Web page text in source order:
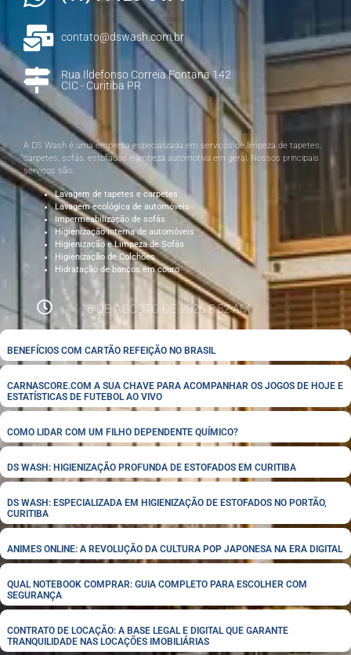
contato@dswash.com.br
Rua Ildefonso Correia Fontana 142
CIC - Curitiba PR
A DS Wash é uma empresa especializada em serviços de limpeza de tapetes,
carpetes, sofás, estofados e limpeza automotiva em geral. Nossos principais
serviços são:
Lavagem de tapetes e carpetes
Lavagem ecológica de automóveis
Impermeabilização de sofás
Higienização interna de automóveis
Higienização e Limpeza de Sofás
Higienização de Colchões
Hidratação de bancos em couro
6 DE AGOSTO DE 2026 8:52 AM
BENEFÍCIOS COM CARTÃO REFEIÇÃO NO BRASIL
CARNASCORE.COM A SUA CHAVE PARA ACOMPANHAR OS JOGOS DE HOJE E
ESTATÍSTICAS DE FUTEBOL AO VIVO
COMO LIDAR COM UM FILHO DEPENDENTE QUÍMICO?
DS WASH: HIGIENIZAÇÃO PROFUNDA DE ESTOFADOS EM CURITIBA
DS WASH: ESPECIALIZADA EM HIGIENIZAÇÃO DE ESTOFADOS NO PORTÃO,
CURITIBA
ANIMES ONLINE: A REVOLUÇÃO DA CULTURA POP JAPONESA NA ERA DIGITAL
QUAL NOTEBOOK COMPRAR: GUIA COMPLETO PARA ESCOLHER COM
SEGURANÇA
CONTRATO DE LOCAÇÃO: A BASE LEGAL E DIGITAL QUE GARANTE
TRANQUILIDADE NAS LOCAÇÕES IMOBILIÁRIAS